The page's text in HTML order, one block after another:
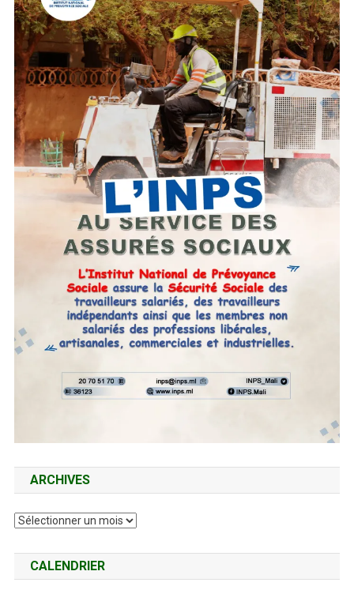
ARCHIVES
Archives
CALENDRIER